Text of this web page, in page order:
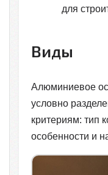
для
Виды
Алюминиевое
условно
критериям: тип
особенности и